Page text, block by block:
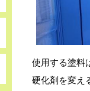
使用する塗料
硬化剤を変え